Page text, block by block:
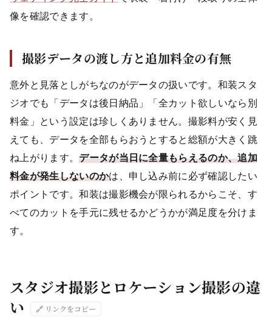
像を確認できます。
撮影データの渡し方と追加料金の有無
意外と見落としがちなのがデータの扱いです。和装スタ
ジオでも「データは後日納品」「全カット欲しいなら別
料金」という設定は珍しくありません。撮影料が安く見
えても、データを全部もらおうとすると総額が大きく跳
ね上がります。データが当日に全量もらえるのか、追加
料金が発生しないのかは、申し込み前に必ず確認したい
ポイントです。和装は撮影機会が限られるからこそ、す
べてのカットを手元に残せるかどうかが満足度を分けま
す。
スタジオ撮影とロケーション撮影の違
い
🔗 リンクをコピー